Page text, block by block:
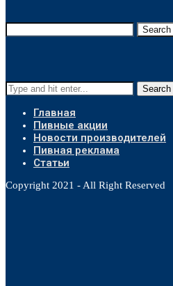
Search
Search
Главная
Пивные акции
Новости производителей
Пивная реклама
Статьи
Copyright 2021 - All Right Reserved